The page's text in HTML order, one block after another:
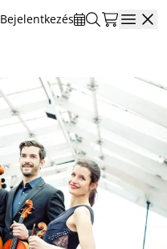
Bejelentkezés